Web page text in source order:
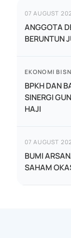
07 AUGUST
ANGGOTA
BERUNTUN
EKONOMI
BPKH DAN
SINERGI
HAJI
07 AUGUST
BUMI
SAHAM